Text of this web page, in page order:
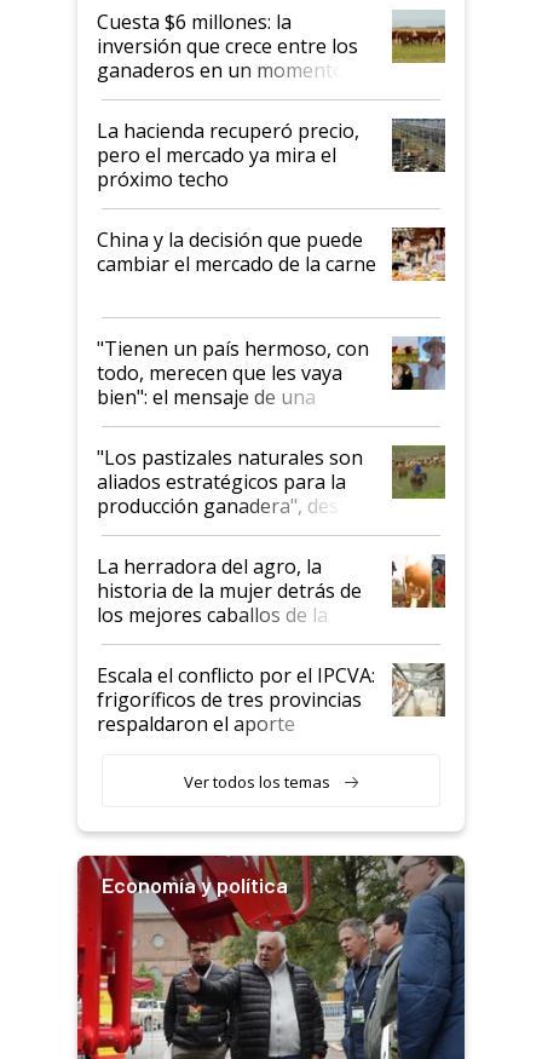
Cuesta $6 millones: la
inversión que crece entre los
ganaderos en un momento
histórico para la actividad
La hacienda recuperó precio,
pero el mercado ya mira el
próximo techo
China y la decisión que puede
cambiar el mercado de la carne
"Tienen un país hermoso, con
todo, merecen que les vaya
bien": el mensaje de una
ganadera uruguaya sobre las
oportunidades que se abren
para el agro en Argentina, con
foco en la carne
"Los pastizales naturales son
aliados estratégicos para la
producción ganadera", destaca
la iniciativa que ya reúne a 46
establecimientos en Argentina
La herradora del agro, la
historia de la mujer detrás de
los mejores caballos de la
Argentina y los mitos que
todavía hacen sufrir a estos
animales: "Mientras me
descalificaban, yo seguí
haciendo currículum"
Escala el conflicto por el IPCVA:
frigoríficos de tres provincias
respaldaron el aporte
Ver todos los temas
Economía y política